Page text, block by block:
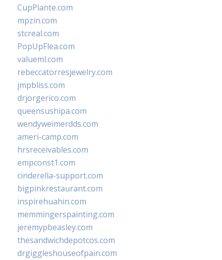
CupPlante.com
mpzin.com
stcreal.com
PopUpFlea.com
valueml.com
rebeccatorresjewelry.com
jmpbliss.com
drjorgerico.com
queensushipa.com
wendyweimerdds.com
ameri-camp.com
hrsreceivables.com
empconst1.com
cinderella-support.com
bigpinkrestaurant.com
inspirehuahin.com
memmingerspainting.com
jeremypbeasley.com
thesandwichdepotcos.com
drgiggleshouseofpain.com